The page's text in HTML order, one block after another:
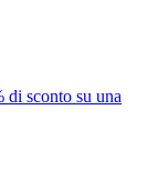
di sconto su una